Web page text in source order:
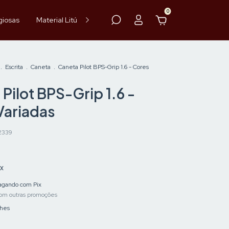
Material Litúrgico Paramentos
0
. Escrita . Caneta . Caneta Pilot BPS-Grip 1.6 - Cores
BPS-Grip 1.6 -
com Pix
outras promoções